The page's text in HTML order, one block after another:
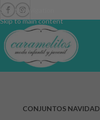
Skip to navigation
Skip to main content
CONJUNTOS NAVIDAD